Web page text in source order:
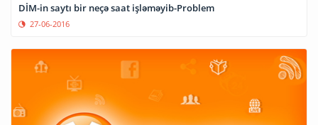
DİM-in saytı bir neçə saat işləməyib-Problem
27-06-2016